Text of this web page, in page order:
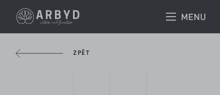
ZPĚT